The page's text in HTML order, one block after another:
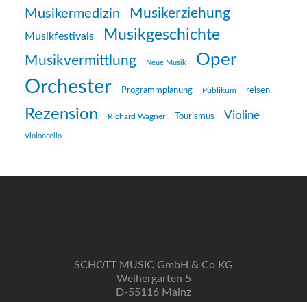
Musikermedizin Musikerziehung
Musikfestivals Musikgeschichte
Musikvermittlung Neue Musik Oper
Orchester Programmplanung Publikum reisen
Rezension Richard Wagner Tourismus Violine
Violoncello
SCHOTT MUSIC GmbH & Co KG
Weihergarten 5
D-55116 Mainz